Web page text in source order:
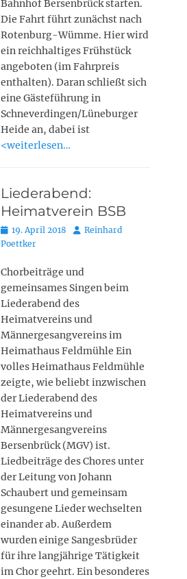
Bahnhof Bersenbrück starten.
Die Fahrt führt zunächst nach
Rotenburg-Wümme. Hier wird
ein reichhaltiges Frühstück
angeboten (im Fahrpreis
enthalten). Daran schließt sich
eine Gästeführung in
Schneverdingen/Lüneburger
Heide an, dabei ist
<weiterlesen…
Liederabend:
Heimatverein BSB
Posted
on
19. April 2018 AutorReinhard
Poettker
Chorbeiträge und
gemeinsames Singen beim
Liederabend des
Heimatvereins und
Männergesangvereins im
Heimathaus Feldmühle Ein
volles Heimathaus Feldmühle
zeigte, wie beliebt inzwischen
der Liederabend des
Heimatvereins und
Männergesangvereins
Bersenbrück (MGV) ist.
Liedbeiträge des Chores unter
der Leitung von Johann
Schaubert und gemeinsam
gesungene Lieder wechselten
einander ab. Außerdem
wurden einige Sangesbrüder
für ihre langjährige Tätigkeit
im Chor geehrt. Ein besonderes